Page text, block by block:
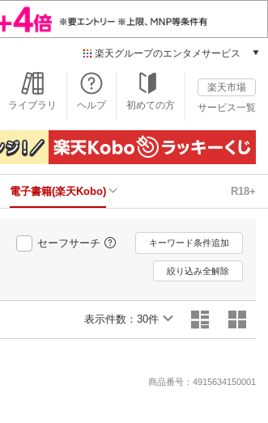
楽天グループのエンタメサービス
本/ゲーム/CD/DVD
楽天ブックス
電子書籍
楽天Kobo
雑誌読み放題
楽天ミュージック
動画配信
楽天TV
動画配信ガイド
Rチャンネル
エンタメニュース
ライブラリ ヘルプ 初めての方
楽天市場
サービス一覧
電子書籍(楽天Kobo) R18+
セーフサーチ キーワード条件追加
絞り込み全解除
表示件数： 30件
商品番号：4915634150001